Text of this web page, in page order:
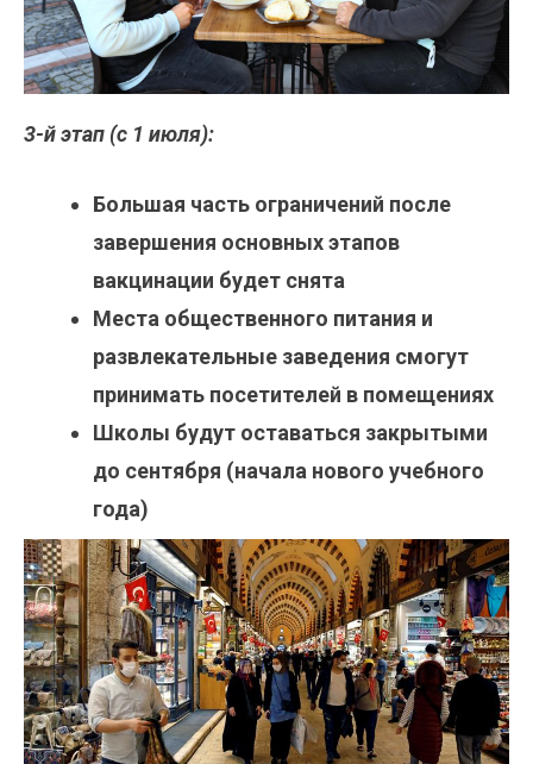
3-й этап (с 1 июля):
Большая часть ограничений после
завершения основных этапов
вакцинации будет снята
Места общественного питания и
развлекательные заведения смогут
принимать посетителей в помещениях
Школы будут оставаться закрытыми
до сентября (начала нового учебного
года)